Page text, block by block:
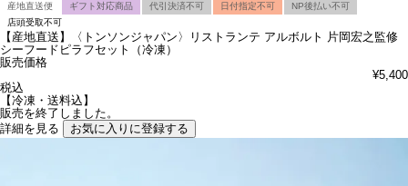
産地直送便 ギフト対応商品 代引決済不可 日付指定不可
NP後払い不可
店頭受取不可
【産地直送】〈トンソンジャパン〉リストランテ アルボルト 片岡宏之監修
シーフードピラフセット（冷凍）
販売価格
¥5,400
税込
【冷凍・送料込】
販売を終了しました。
詳細を見る
お気に入りに登録する